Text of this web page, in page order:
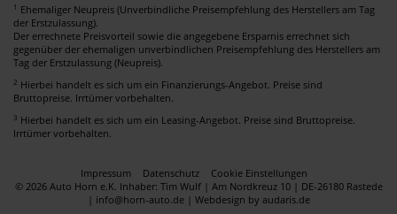
1 Ehemaliger Neupreis (Unverbindliche Preisempfehlung des Herstellers am Tag
der Erstzulassung).
Der errechnete Preisvorteil sowie die angegebene Ersparnis errechnet sich
gegenüber der ehemaligen unverbindlichen Preisempfehlung des Herstellers am
Tag der Erstzulassung (Neupreis).
2 Hierbei handelt es sich um ein Finanzierungs-Angebot. Preise sind
Bruttopreise. Irrtümer vorbehalten.
3 Hierbei handelt es sich um ein Leasing-Angebot. Preise sind Bruttopreise.
Irrtümer vorbehalten.
Impressum Datenschutz
Cookie Einstellungen
© 2026 Auto Horn e.K. Inhaber: Tim Wulf | Am Nordkreuz 10 | DE-26180 Rastede
| info@horn-auto.de | Webdesign by audaris.de